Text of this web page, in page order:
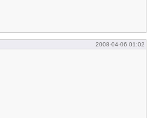
2008-04-06 01:02